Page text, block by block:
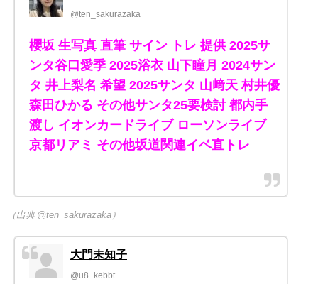
@ten_sakurazaka
櫻坂 生写真 直筆 サイン トレ 提供 2025サ
ンタ谷口愛季 2025浴衣 山下瞳月 2024サン
タ 井上梨名 希望 2025サンタ 山﨑天 村井優
森田ひかる その他サンタ25要検討 都内手
渡し イオンカードライブ ローソンライブ
京都リアミ その他坂道関連イベ直トレ
（出典 @ten_sakurazaka）
大門未知子
@u8_kebbt